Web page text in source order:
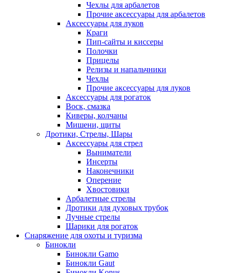
Чехлы для арбалетов
Прочие аксессуары для арбалетов
Аксессуары для луков
Краги
Пип-сайты и киссеры
Полочки
Прицелы
Релизы и напальчники
Чехлы
Прочие аксессуары для луков
Аксессуары для рогаток
Воск, смазка
Киверы, колчаны
Мишени, щиты
Дротики, Стрелы, Шары
Аксессуары для стрел
Выниматели
Инсерты
Наконечники
Оперение
Хвостовики
Арбалетные стрелы
Дротики для духовых трубок
Лучные стрелы
Шарики для рогаток
Снаряжение для охоты и туризма
Бинокли
Бинокли Gamo
Бинокли Gaut